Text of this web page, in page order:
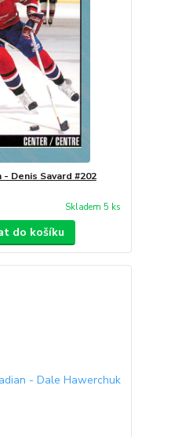
- Denis Savard #202
Skladem 5 ks
do košíku